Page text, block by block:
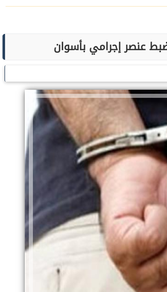
عنصر إجرامي بأسوان